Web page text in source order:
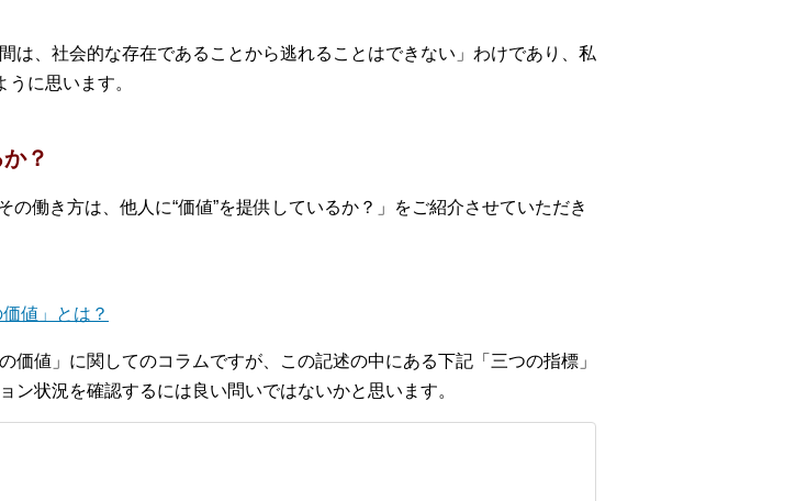
は、社会的な存在であることから逃れることはできない」わけであり、私
に思います。
？
働き方は、他人に“価値”を提供しているか？」をご紹介させていただき
値」とは？
値」に関してのコラムですが、この記述の中にある下記「三つの指標」
状況を確認するには良い問いではないかと思います。